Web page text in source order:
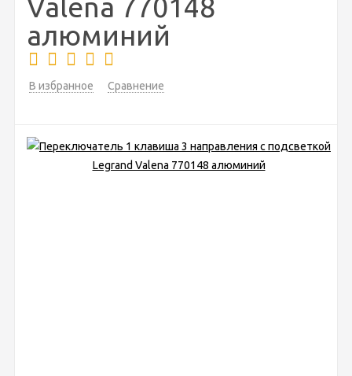
алюминий
В избранное Сравнение